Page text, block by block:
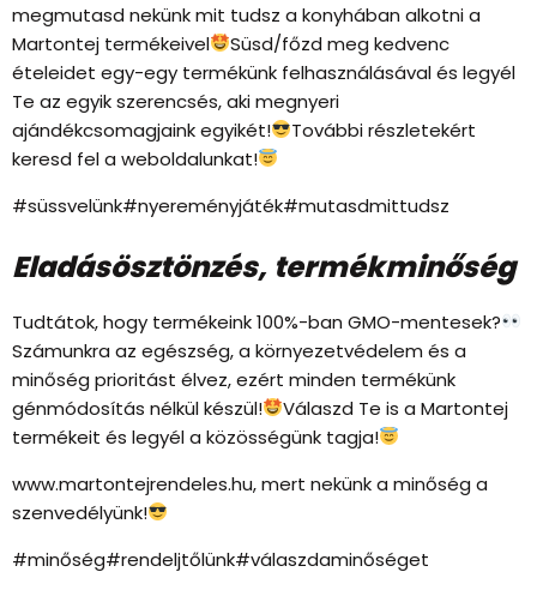
megmutasd nekünk mit tudsz a konyhában alkotni a
Martontej termékeivel
Süsd/főzd meg kedvenc
ételeidet egy-egy termékünk felhasználásával és legyél
Te az egyik szerencsés, aki megnyeri
ajándékcsomagjaink egyikét!
További részletekért
keresd fel a weboldalunkat!
#süssvelünk#nyereményjáték#mutasdmittudsz
Eladásösztönzés, termékminőség
Tudtátok, hogy termékeink 100%-ban GMO-mentesek?
Számunkra az egészség, a környezetvédelem és a
minőség prioritást élvez, ezért minden termékünk
génmódosítás nélkül készül!
Válaszd Te is a Martontej
termékeit és legyél a közösségünk tagja!
www.martontejrendeles.hu, mert nekünk a minőség a
szenvedélyünk!
#minőség#rendeljtőlünk#válaszdaminőséget